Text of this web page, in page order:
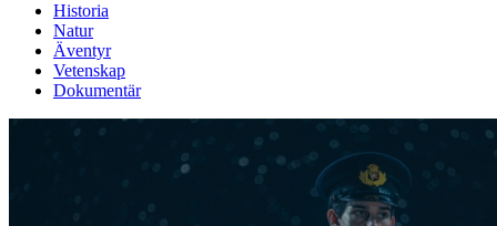
Historia
Natur
Äventyr
Vetenskap
Dokumentär